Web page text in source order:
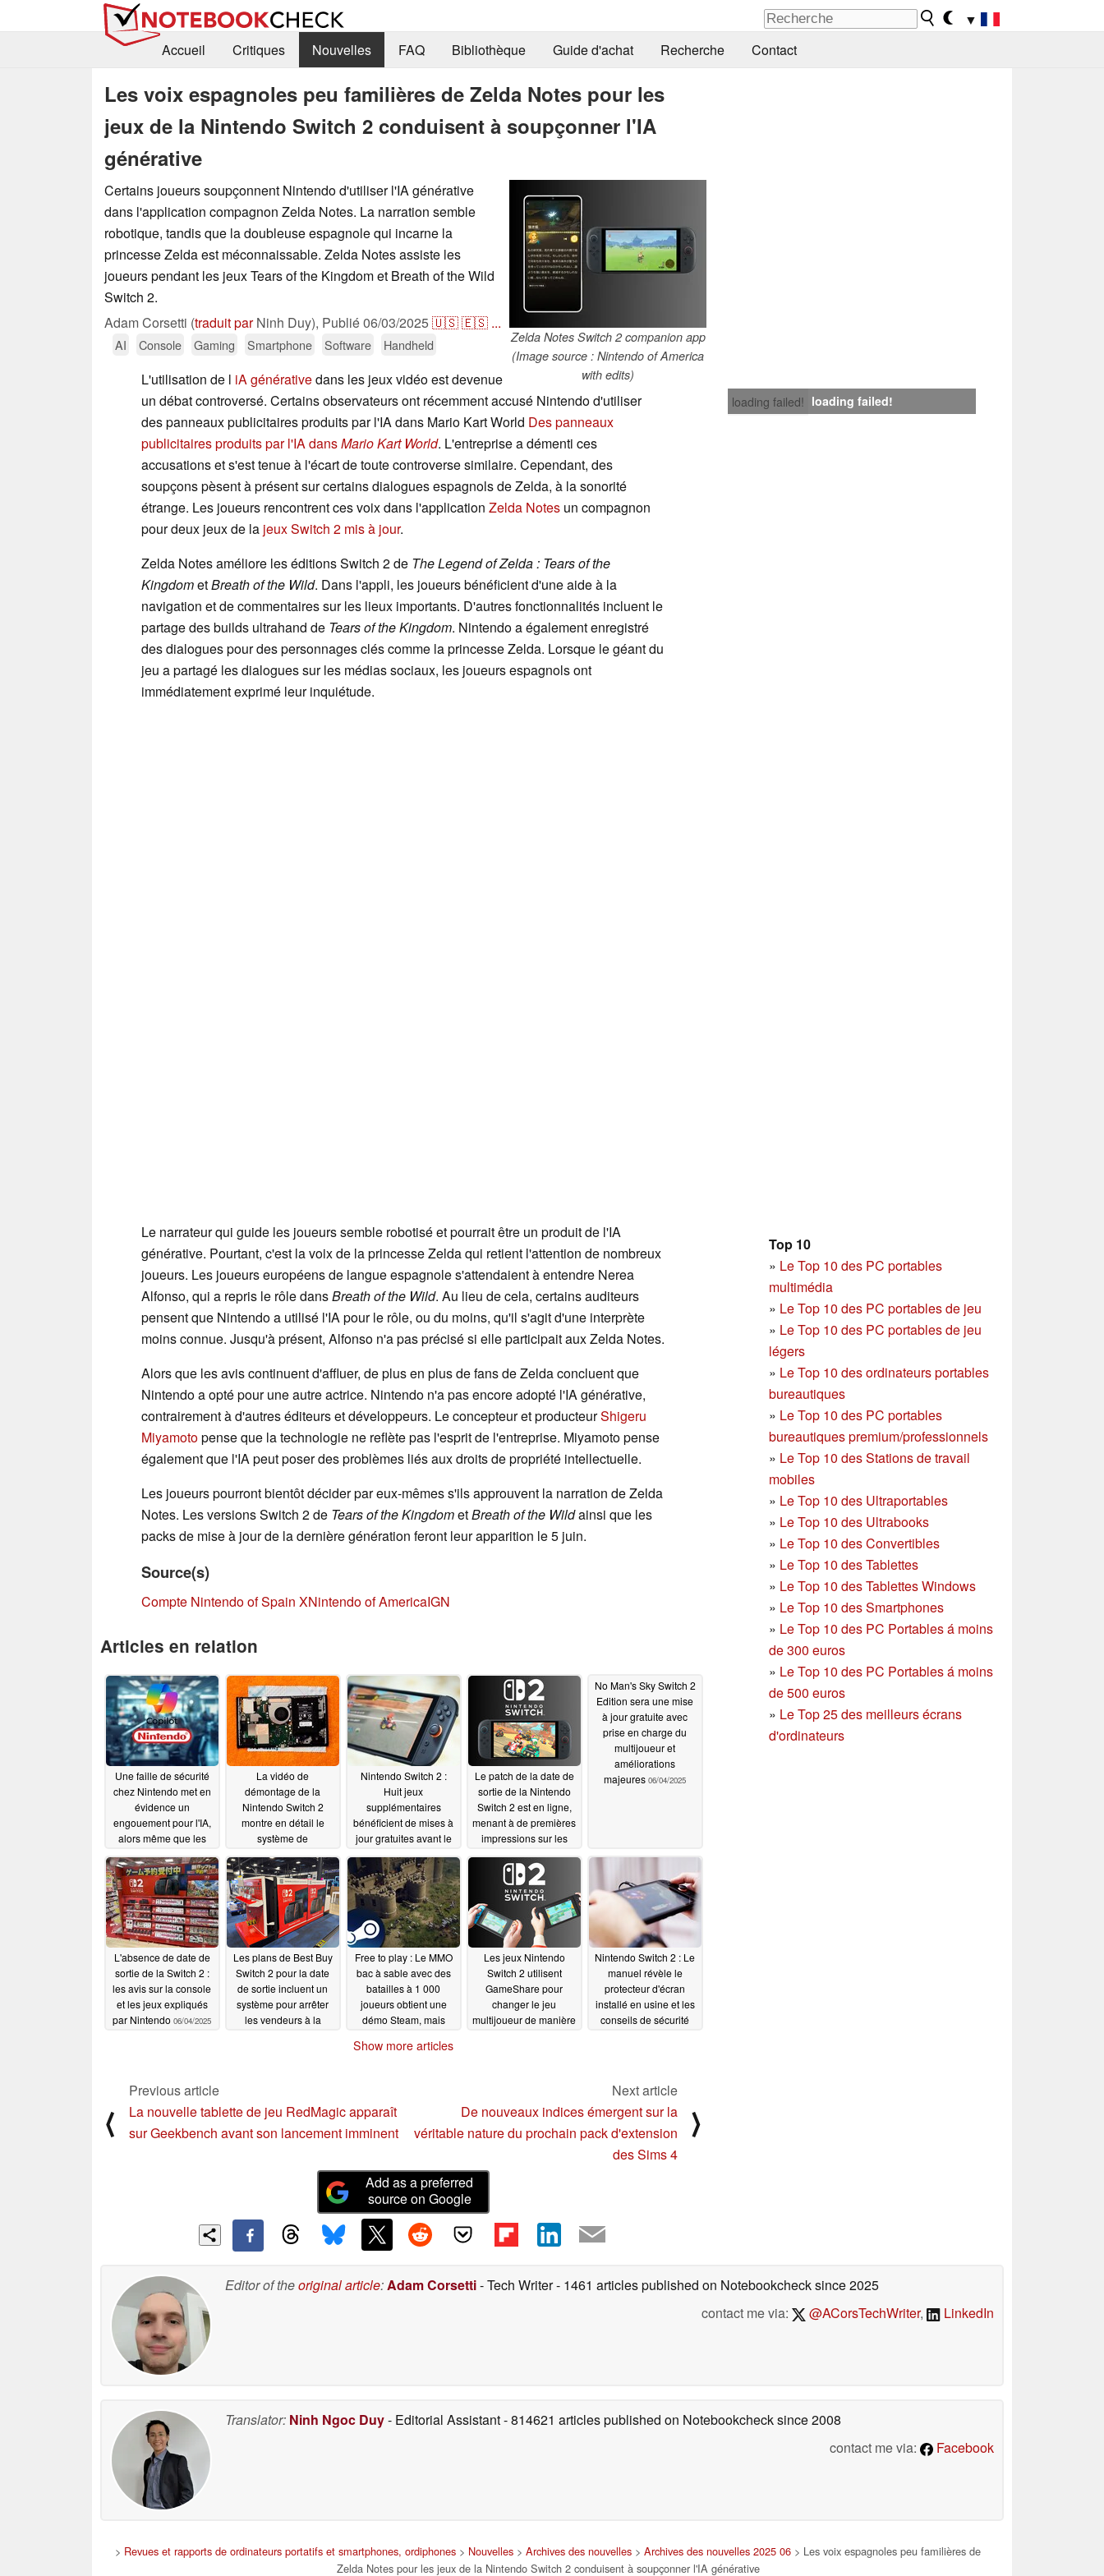
▼
Accueil
Critiques Nouvelles FAQ Bibliothèque Guide d'achat Recherche Contact
Les voix espagnoles peu familières de Zelda Notes pour les
jeux de la Nintendo Switch 2 conduisent à soupçonner l'IA
générative
Zelda Notes Switch 2 companion app
(Image source : Nintendo of America
with edits)
Certains joueurs soupçonnent Nintendo d'utiliser l'IA générative
dans l'application compagnon Zelda Notes. La narration semble
robotique, tandis que la doubleuse espagnole qui incarne la
princesse Zelda est méconnaissable. Zelda Notes assiste les
joueurs pendant les jeux Tears of the Kingdom et Breath of the Wild
Switch 2.
Adam Corsetti (traduit parNinh Duy), Publié06/03/2025🇺🇸🇪🇸 ...
AI Console Gaming Smartphone Software Handheld
loading failed! loading failed!
L'utilisation de l iA générativedans les jeux vidéo est devenue
un débat controversé. Certains observateurs ont récemment accusé Nintendo d'utiliser
des panneaux publicitaires produits par l'IA dans Mario Kart World Des panneaux
publicitaires produits par l'IA dansMario Kart World. L'entreprise a démenti ces
accusations et s'est tenue à l'écart de toute controverse similaire. Cependant, des
soupçons pèsent à présent sur certains dialogues espagnols de Zelda, à la sonorité
étrange. Les joueurs rencontrent ces voix dans l'application Zelda Notes un compagnon
pour deux jeux de la jeux Switch 2 mis à jour.
Zelda Notes améliore les éditions Switch 2 de The Legend of Zelda : Tears of the
KingdometBreath of the Wild. Dans l'appli, les joueurs bénéficient d'une aide à la
navigation et de commentaires sur les lieux importants. D'autres fonctionnalités incluent le
partage des builds ultrahand de Tears of the Kingdom. Nintendo a également enregistré
des dialogues pour des personnages clés comme la princesse Zelda. Lorsque le géant du
jeu a partagé les dialogues sur les médias sociaux, les joueurs espagnols ont
immédiatement exprimé leur inquiétude.
Top 10
» Le Top 10 des PC portables
multimédia
» Le Top 10 des PC portables de jeu
» Le Top 10 des PC portables de jeu
légers
» Le Top 10 des ordinateurs portables
bureautiques
» Le Top 10 des PC portables
bureautiques premium/professionnels
» Le Top 10 des Stations de travail
mobiles
» Le Top 10 des Ultraportables
» Le Top 10 des Ultrabooks
» Le Top 10 des Convertibles
» Le Top 10 des Tablettes
» Le Top 10 des Tablettes Windows
» Le Top 10 des Smartphones
» Le Top 10 des PC Portables á moins
de 300 euros
» Le Top 10 des PC Portables á moins
de 500 euros
» Le Top 25 des meilleurs écrans
d'ordinateurs
Le narrateur qui guide les joueurs semble robotisé et pourrait être un produit de l'IA
générative. Pourtant, c'est la voix de la princesse Zelda qui retient l'attention de nombreux
joueurs. Les joueurs européens de langue espagnole s'attendaient à entendre Nerea
Alfonso, qui a repris le rôle dansBreath of the Wild. Au lieu de cela, certains auditeurs
pensent que Nintendo a utilisé l'IA pour le rôle, ou du moins, qu'il s'agit d'une interprète
moins connue. Jusqu'à présent, Alfonso n'a pas précisé si elle participait aux Zelda Notes.
Alors que les avis continuent d'affluer, de plus en plus de fans de Zelda concluent que
Nintendo a opté pour une autre actrice. Nintendo n'a pas encore adopté l'IA générative,
contrairement à d'autres éditeurs et développeurs. Le concepteur et producteurShigeru
Miyamotopense que la technologie ne reflète pas l'esprit de l'entreprise. Miyamoto pense
également que l'IA peut poser des problèmes liés aux droits de propriété intellectuelle.
Les joueurs pourront bientôt décider par eux-mêmes s'ils approuvent la narration de Zelda
Notes. Les versions Switch 2 de Tears of the KingdometBreath of the Wildainsi que les
packs de mise à jour de la dernière génération feront leur apparition le 5 juin.
Source(s)
Compte Nintendo of Spain XNintendo of AmericaIGN
Articles en relation
Une faille de sécurité
chez Nintendo met en
évidence un
engouement pour l'IA,
alors même que les
évitent d'utiliser ces
outils06/17/2026
La vidéo de
démontage de la
Nintendo Switch 2
montre en détail le
système de
batterie et la carte
mère06/05/2025
Nintendo Switch 2 :
Huit jeux
supplémentaires
bénéficient de mises à
jour gratuites avant le
console06/05/2025
Le patch de la date de
sortie de la Nintendo
Switch 2 est en ligne,
menant à de premières
impressions sur les
console et les jeux
06/04/2025
No Man's Sky Switch 2
Edition sera une mise
à jour gratuite avec
prise en charge du
multijoueur et
améliorations
majeures 06/04/2025
L'absence de date de
sortie de la Switch 2 :
les avis sur la console
et les jeux expliqués
par Nintendo 06/04/2025
Les plans de Best Buy
Switch 2 pour la date
de sortie incluent un
système pour arrêter
les vendeurs à la
Free to play : Le MMO
bac à sable avec des
batailles à 1 000
joueurs obtient une
démo Steam, mais
courte durée 06/03/2025
Les jeux Nintendo
Switch 2 utilisent
GameShare pour
changer le jeu
multijoueur de manière
Nintendo Switch 2 : Le
manuel révèle le
protecteur d'écran
installé en usine et les
conseils de sécurité
Show more articles
⟨
Previous article
La nouvelle tablette de jeu RedMagic apparaît
sur Geekbench avant son lancement imminent
Next article
De nouveaux indices émergent sur la
véritable nature du prochain pack d'extension
des Sims 4
⟩
Add as a preferred
source on Google
Editor of theoriginal article:Adam Corsetti- Tech Writer- 1461 articles published on Notebookchecksince 2025
contact me via:
@ACorsTechWriter, LinkedIn
Translator: Ninh Ngoc Duy- Editorial Assistant- 814621 articles published on Notebookchecksince 2008
contact me via:
Facebook
> Revues et rapports de ordinateurs portatifs et smartphones, ordiphones > Nouvelles > Archives des nouvelles > Archives des nouvelles 2025 06 > Les voix espagnoles peu familières de
Zelda Notes pour les jeux de la Nintendo Switch 2 conduisent à soupçonner l'IA générative